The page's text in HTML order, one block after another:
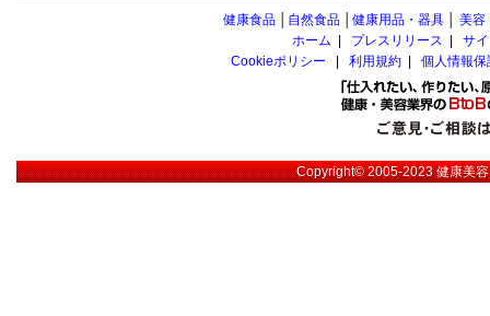
健康食品 自然食品 健康用品・器具 美容
ホーム
プレスリリース
サ
Cookieポリシー
利用規約 個人情報
Copyright© 2005-2023健康美